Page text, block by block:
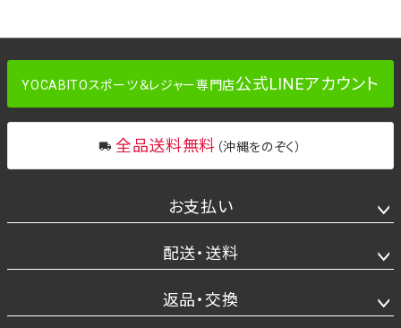
YOCABITOスポーツ＆レジャー専門店公式LINEアカウント
全品送料無料 （沖縄をのぞく）
お支払い
配送・送料
返品・交換